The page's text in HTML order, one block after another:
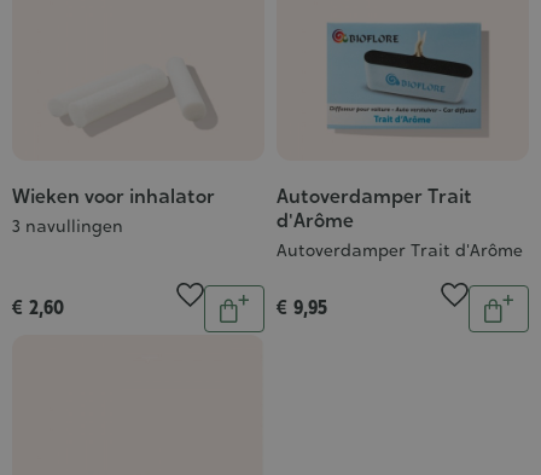
Wieken voor inhalator
3 navullingen
€ 2,60 Aantal
In
Autoverdamper Trait
d'Arôme
Autoverdamper Trait d'Arôme
€ 9,95 Aantal
In